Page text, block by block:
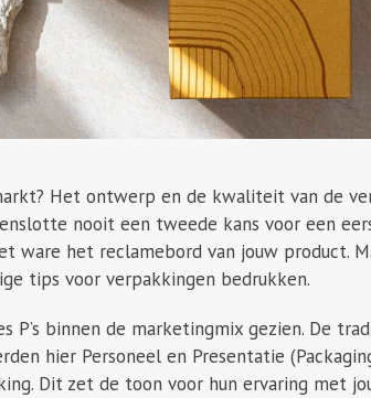
Het ontwerp en de kwaliteit van de
nooit een tweede kans voor een
ware het reclamebord van jouw product.
tips voor verpakkingen bedrukken.
P’s binnen de marketingmix gezien. De
hier Personeel en Presentatie
Dit zet de toon voor hun ervaring met